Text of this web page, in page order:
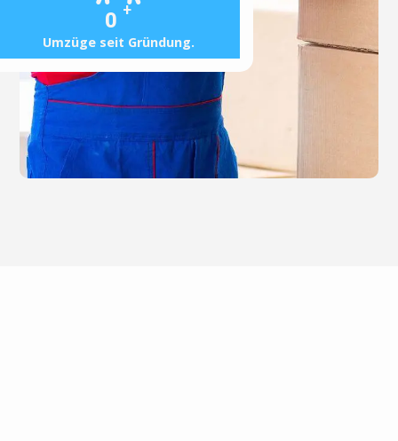
0 +
Umzüge seit Gründung.